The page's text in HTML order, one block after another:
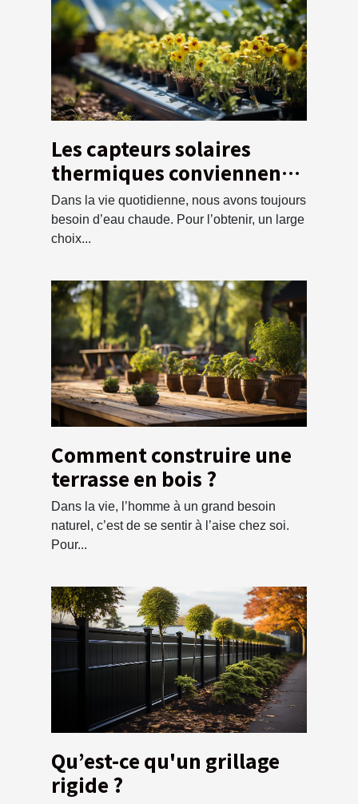
Les capteurs solaires
thermiques conviennent à
vos besoins ?
Dans la vie quotidienne, nous avons toujours
besoin d’eau chaude. Pour l’obtenir, un large
choix...
Comment construire une
terrasse en bois ?
Dans la vie, l’homme à un grand besoin
naturel, c’est de se sentir à l’aise chez soi.
Pour...
Qu’est-ce qu'un grillage
rigide ?